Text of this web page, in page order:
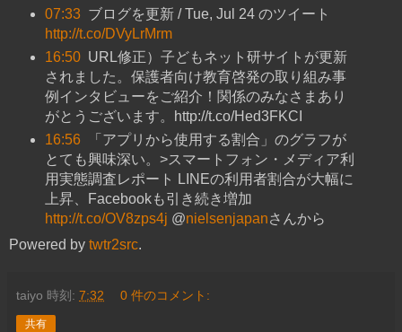
07:33 ブログを更新 / Tue, Jul 24 のツイート
http://t.co/DVyLrMrm
16:50 URL修正）子どもネット研サイトが更新
されました。保護者向け教育啓発の取り組み事
例インタビューをご紹介！関係のみなさまあり
がとうございます。http://t.co/Hed3FKCI
16:56
「アプリから使用する割合」のグラフが
とても興味深い。>スマートフォン・メディア利
用実態調査レポート LINEの利用者割合が大幅に
上昇、Facebookも引き続き増加
http://t.co/OV8zps4j @nielsenjapanさんから
Powered by twtr2src.
taiyo 時刻: 7:32 0 件のコメント:
共有